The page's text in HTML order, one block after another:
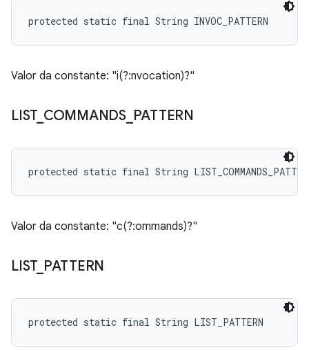
protected static final String INVOC_PATTERN
Valor da constante: "i(?:nvocation)?"
LIST_ COMMANDS_ PATTERN
protected static final String
Valor da constante: "c(?:ommands)?"
LIST_ PATTERN
protected static final String LIST_PATTERN